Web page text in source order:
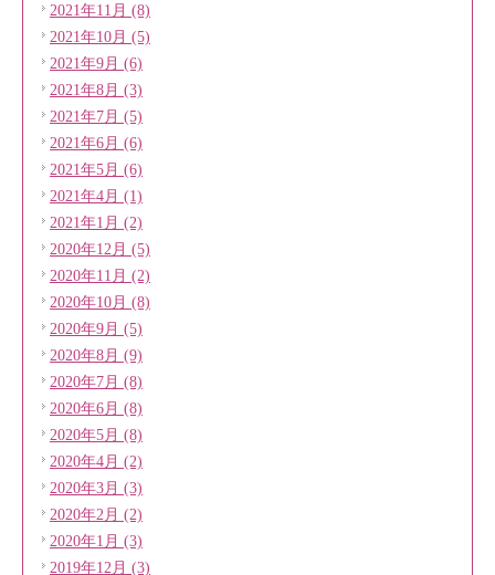
2021年11月 (8)
2021年10月 (5)
2021年9月 (6)
2021年8月 (3)
2021年7月 (5)
2021年6月 (6)
2021年5月 (6)
2021年4月 (1)
2021年1月 (2)
2020年12月 (5)
2020年11月 (2)
2020年10月 (8)
2020年9月 (5)
2020年8月 (9)
2020年7月 (8)
2020年6月 (8)
2020年5月 (8)
2020年4月 (2)
2020年3月 (3)
2020年2月 (2)
2020年1月 (3)
2019年12月 (3)